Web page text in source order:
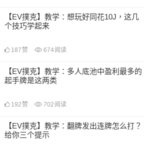
【EV撲克】教学：想玩好同花10J，这几
个技巧学起来
187 赞 674阅读
【EV撲克】教学：多人底池中盈利最多的
起手牌是这两类
192 赞 702 阅读
【EV撲克】教学：翻牌发出连牌怎么打？
给你三个提示